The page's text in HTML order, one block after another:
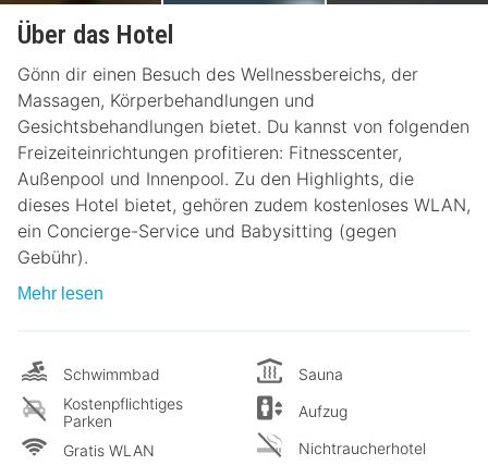
Über das Hotel
Gönn dir einen Besuch des Wellnessbereichs, der
Massagen, Körperbehandlungen und
Gesichtsbehandlungen bietet. Du kannst von folgenden
Freizeiteinrichtungen profitieren: Fitnesscenter,
Außenpool und Innenpool. Zu den Highlights, die
dieses Hotel bietet, gehören zudem kostenloses WLAN,
ein Concierge-Service und Babysitting (gegen
Gebühr).
Mehr lesen
Schwimmbad
Kostenpflichtiges
Parken
Gratis WLAN
Sauna
Aufzug
Nichtraucherhotel